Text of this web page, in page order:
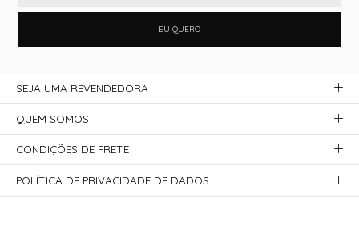
EU QUERO
SEJA UMA REVENDEDORA
QUEM SOMOS
CONDIÇÕES DE FRETE
POLÍTICA DE PRIVACIDADE DE DADOS